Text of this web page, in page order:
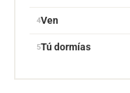
Ven
Tú dormías